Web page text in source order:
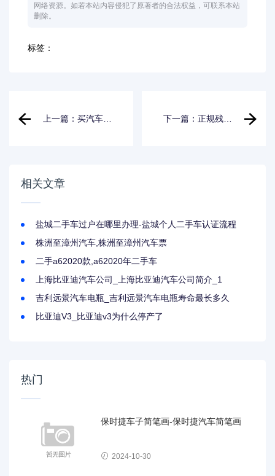
网络资源。如若本站内容侵犯了原著者的合法权益，可联系本站
删除。
标签：
上一篇：买汽车怎
下一篇：正规残疾
相关文章
盐城二手车过户在哪里办理-盐城个人二手车认证流程
株洲至漳州汽车,株洲至漳州汽车票
二手a62020款,a62020年二手车
上海比亚迪汽车公司_上海比亚迪汽车公司简介_1
吉利远景汽车电瓶_吉利远景汽车电瓶寿命最长多久
比亚迪V3_比亚迪v3为什么停产了
热门
保时捷车子简笔画-保时捷汽车简笔画
2024-10-30